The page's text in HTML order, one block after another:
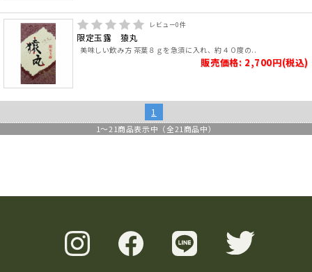
レビュー0件
限定玉露 猿丸
美味しい飲み方 茶葉８ｇを急須に入れ、約４０度の..
販売価格: 2,700円(税込)
1
1～21商品表示中（全21商品中）